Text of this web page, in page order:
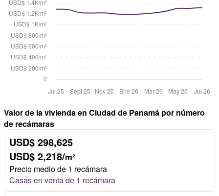
Valor de la vivienda en Ciudad de Panamá por número
de recámaras
USD$ 298,625
USD$ 2,218/m²
Precio medio de 1 recámara
Casas en venta de 1 recámara